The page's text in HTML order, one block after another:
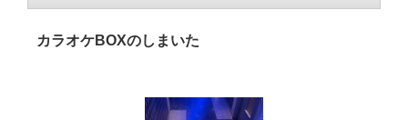
カラオケBOXのしまいた